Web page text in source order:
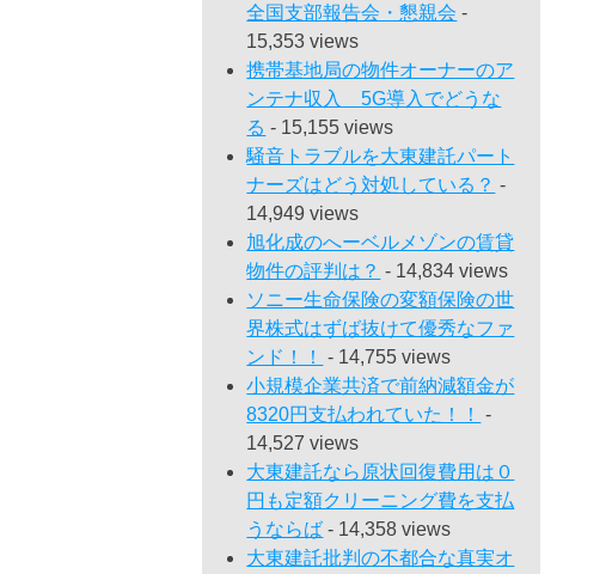
全国支部報告会・懇親会 -
15,353 views
携帯基地局の物件オーナーのア
ンテナ収入 5G導入でどうな
る - 15,155 views
騒音トラブルを大東建託パート
ナーズはどう対処している？ -
14,949 views
旭化成のへーベルメゾンの賃貸
物件の評判は？ - 14,834 views
ソニー生命保険の変額保険の世
界株式はずば抜けて優秀なファ
ンド！！
- 14,755 views
小規模企業共済で前納減額金が
8320円支払われていた！！
-
14,527 views
大東建託なら原状回復費用は０
円も定額クリーニング費を支払
うならば - 14,358 views
大東建託批判の不都合な真実オ